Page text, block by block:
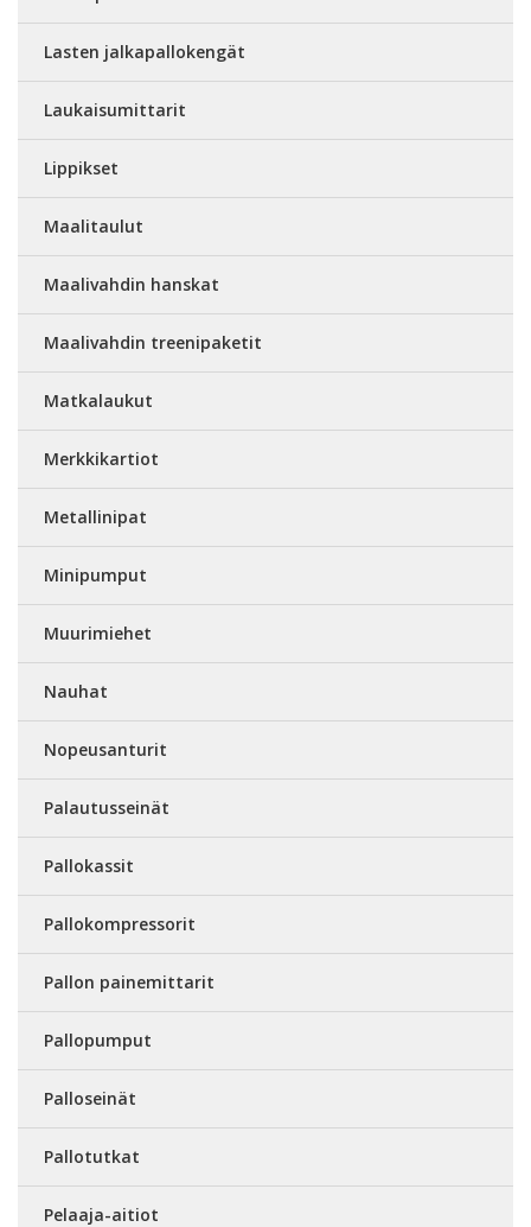
Lasten jalkapallokengät
Laukaisumittarit
Lippikset
Maalitaulut
Maalivahdin hanskat
Maalivahdin treenipaketit
Matkalaukut
Merkkikartiot
Metallinipat
Minipumput
Muurimiehet
Nauhat
Nopeusanturit
Palautusseinät
Pallokassit
Pallokompressorit
Pallon painemittarit
Pallopumput
Palloseinät
Pallotutkat
Pelaaja-aitiot